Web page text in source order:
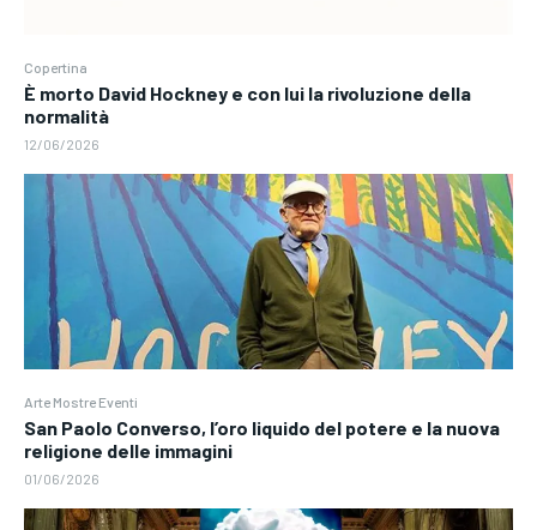
Copertina
È morto David Hockney e con lui la rivoluzione della
normalità
12/06/2026
Arte Mostre Eventi
San Paolo Converso, l’oro liquido del potere e la nuova
religione delle immagini
01/06/2026